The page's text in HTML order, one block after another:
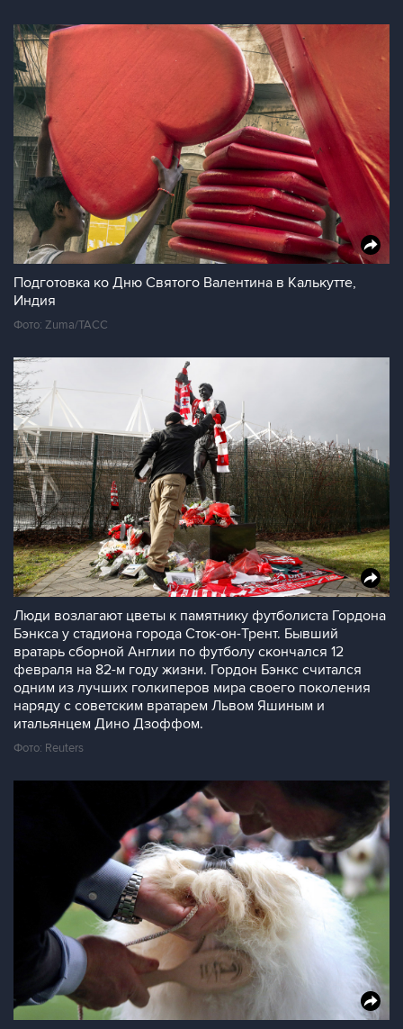
Подготовка ко Дню Святого Валентина в Калькутте,
Индия
Фото: Zuma/ТАСС
Люди возлагают цветы к памятнику футболиста Гордона
Бэнкса у стадиона города Сток-он-Трент. Бывший
вратарь сборной Англии по футболу скончался 12
февраля на 82-м году жизни. Гордон Бэнкс считался
одним из лучших голкиперов мира своего поколения
наряду с советским вратарем Львом Яшиным и
итальянцем Дино Дзоффом.
Фото: Reuters